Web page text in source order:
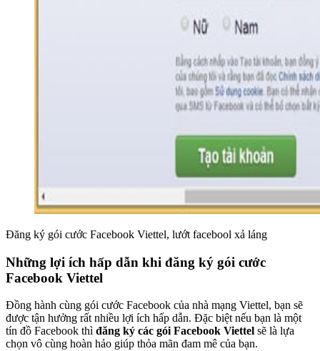
Đăng ký gói cước Facebook Viettel, lướt facebool xả láng
Những lợi ích hấp dẫn khi đăng ký gói cước
Facebook Viettel
Đồng hành cùng gói cước Facebook của nhà mạng Viettel, bạn sẽ
được tận hưởng rất nhiều lợi ích hấp dẫn. Đặc biệt nếu bạn là một
tín đồ Facebook thì đăng ký các gói Facebook Viettel sẽ là lựa
chọn vô cùng hoàn hảo giúp thỏa mãn đam mê của bạn.